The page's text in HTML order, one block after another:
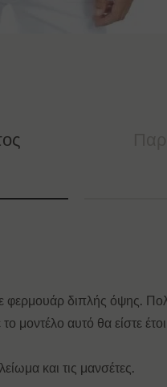
διπλής όψης.
μοντέλο αυτό θα είστε
και τις μανσέτες.